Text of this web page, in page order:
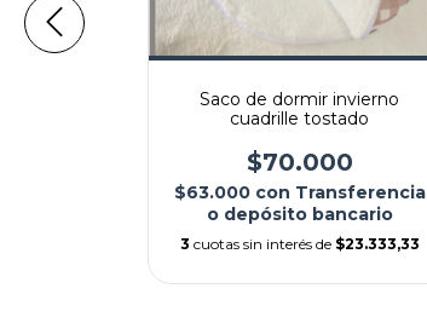
Saco de dormir invierno
cuadrille tostado
$70.000
$63.000 con Transferencia
o depósito bancario
3 cuotas sin interés de $23.333,33